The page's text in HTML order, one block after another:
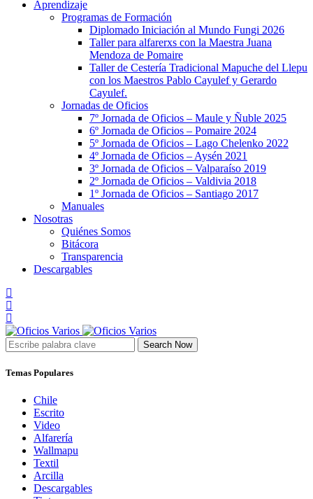
Aprendizaje
Programas de Formación
Diplomado Iniciación al Mundo Fungi 2026
Taller para alfarerxs con la Maestra Juana
Mendoza de Pomaire
Taller de Cestería Tradicional Mapuche del Llepu
con los Maestros Pablo Cayulef y Gerardo
Cayulef.
Jornadas de Oficios
7º Jornada de Oficios – Maule y Ñuble 2025
6º Jornada de Oficios – Pomaire 2024
5º Jornada de Oficios – Lago Chelenko 2022
4º Jornada de Oficios – Aysén 2021
3º Jornada de Oficios – Valparaíso 2019
2º Jornada de Oficios – Valdivia 2018
1º Jornada de Oficios – Santiago 2017
Manuales
Nosotras
Quiénes Somos
Bitácora
Transparencia
Descargables
Search Now
Temas Populares
Chile
Escrito
Video
Alfarería
Wallmapu
Textil
Arcilla
Descargables